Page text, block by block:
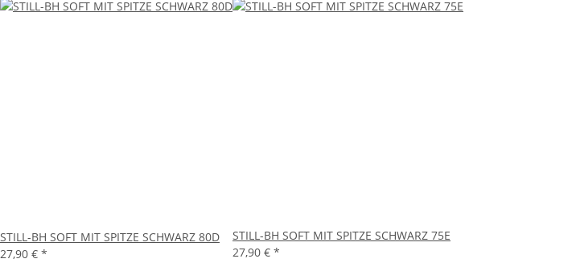
STILL-BH SOFT MIT SPITZE SCHWARZ 80D
27,90 € *
STILL-BH SOFT MIT SPITZE SCHWARZ 75E
27,90 € *